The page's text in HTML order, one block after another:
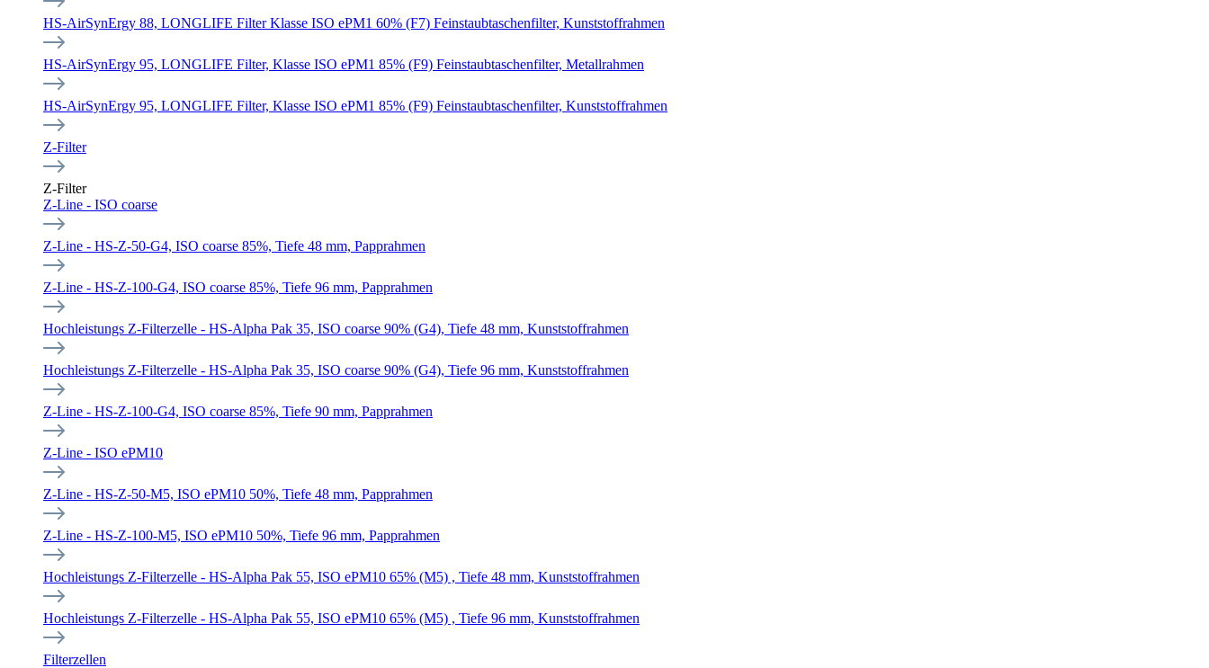
HS-AirSynErgy 88, LONGLIFE Filter Klasse ISO ePM1 60% (F7) Feinstaubtaschenfilter, Kunststoffrahmen
HS-AirSynErgy 95, LONGLIFE Filter, Klasse ISO ePM1 85% (F9) Feinstaubtaschenfilter, Metallrahmen
HS-AirSynErgy 95, LONGLIFE Filter, Klasse ISO ePM1 85% (F9) Feinstaubtaschenfilter, Kunststoffrahmen
Z-Filter
Z-Filter
Z-Line - ISO coarse
Z-Line - HS-Z-50-G4, ISO coarse 85%, Tiefe 48 mm, Papprahmen
Z-Line - HS-Z-100-G4, ISO coarse 85%, Tiefe 96 mm, Papprahmen
Hochleistungs Z-Filterzelle - HS-Alpha Pak 35, ISO coarse 90% (G4), Tiefe 48 mm, Kunststoffrahmen
Hochleistungs Z-Filterzelle - HS-Alpha Pak 35, ISO coarse 90% (G4), Tiefe 96 mm, Kunststoffrahmen
Z-Line - HS-Z-100-G4, ISO coarse 85%, Tiefe 90 mm, Papprahmen
Z-Line - ISO ePM10
Z-Line - HS-Z-50-M5, ISO ePM10 50%, Tiefe 48 mm, Papprahmen
Z-Line - HS-Z-100-M5, ISO ePM10 50%, Tiefe 96 mm, Papprahmen
Hochleistungs Z-Filterzelle - HS-Alpha Pak 55, ISO ePM10 65% (M5) , Tiefe 48 mm, Kunststoffrahmen
Hochleistungs Z-Filterzelle - HS-Alpha Pak 55, ISO ePM10 65% (M5) , Tiefe 96 mm, Kunststoffrahmen
Filterzellen